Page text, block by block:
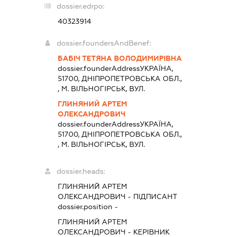
dossier.edrpo:
40323914
dossier.foundersAndBenef:
БАБІЧ ТЕТЯНА ВОЛОДИМИРІВНА
dossier.founderAddressУКРАЇНА,
51700, ДНIПРОПЕТРОВСЬКА ОБЛ.,
, М. ВІЛЬНОГІРСЬК, ВУЛ.
ГЛИНЯНИЙ АРТЕМ
ОЛЕКСАНДРОВИЧ
dossier.founderAddressУКРАЇНА,
51700, ДНIПРОПЕТРОВСЬКА ОБЛ.,
, М. ВІЛЬНОГІРСЬК, ВУЛ.
dossier.heads:
ГЛИНЯНИЙ АРТЕМ
ОЛЕКСАНДРОВИЧ - ПІДПИСАНТ
dossier.position -
ГЛИНЯНИЙ АРТЕМ
ОЛЕКСАНДРОВИЧ - КЕРІВНИК